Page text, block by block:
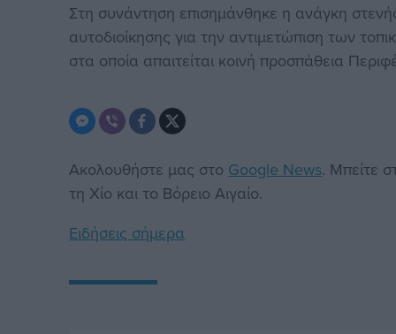
Στη συνάντηση επισημάνθηκε η ανάγκη
αυτοδιοίκησης για την αντιμετώπιση των
στα οποία απαιτείται κοινή προσπάθεια
Ακολουθήστε μας στο Google News. Μπείτε
τη Χίο και το Βόρειο Αιγαίο.
Ειδήσεις σήμερα